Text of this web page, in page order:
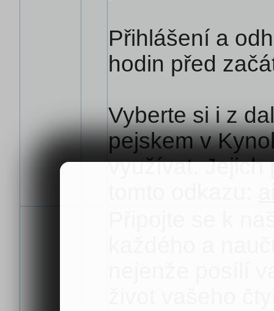
Přihlášení a
hodin před
Vyberte si i z
pejskem v
využívat. Jejich